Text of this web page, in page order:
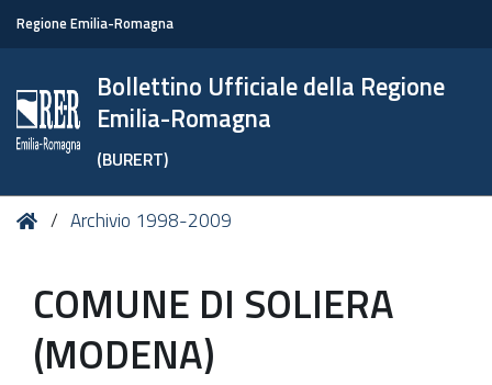
Regione Emilia-Romagna
Bollettino Ufficiale della Regione
Emilia-Romagna
(BURERT)
Tu HomeArchivio 1998-2009
COMUNE DI SOLIERA
(MODENA)